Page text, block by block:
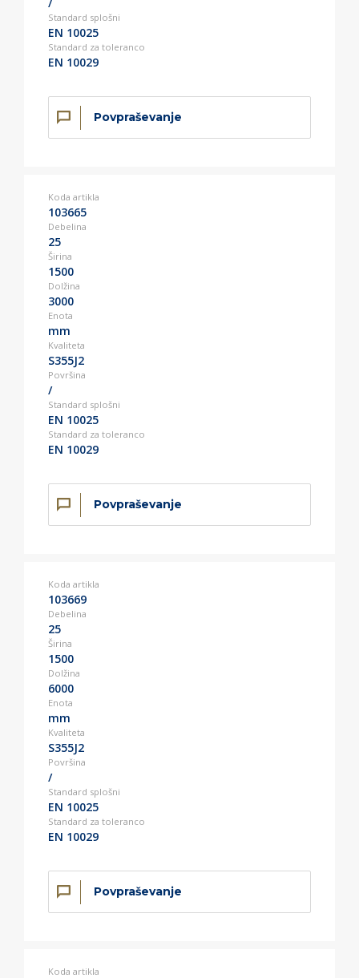
Standard splošni
EN 10025
Standard za toleranco
EN 10029
Povpraševanje
Koda artikla
103665
Debelina
25
Širina
1500
Dolžina
3000
Enota
mm
Kvaliteta
S355J2
Površina
/
Standard splošni
EN 10025
Standard za toleranco
EN 10029
Povpraševanje
Koda artikla
103669
Debelina
25
Širina
1500
Dolžina
6000
Enota
mm
Kvaliteta
S355J2
Površina
/
Standard splošni
EN 10025
Standard za toleranco
EN 10029
Povpraševanje
Koda artikla